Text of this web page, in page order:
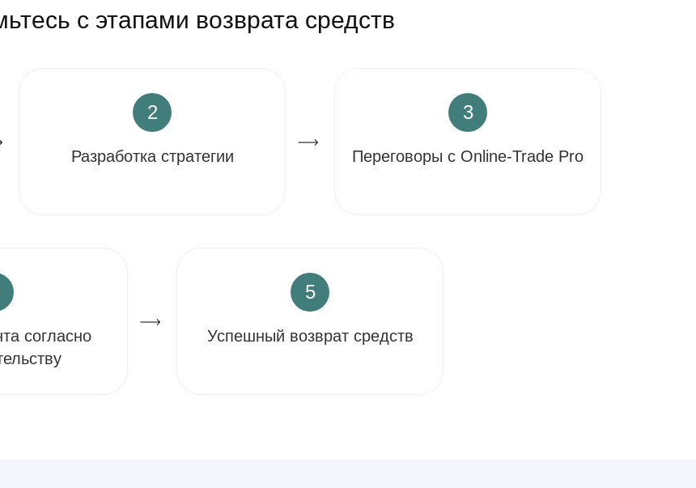
с этапами возврата средств
2
Разработка стратегии
3
Переговоры с Online-Trade Pro
согласно
5
Успешный возврат средств